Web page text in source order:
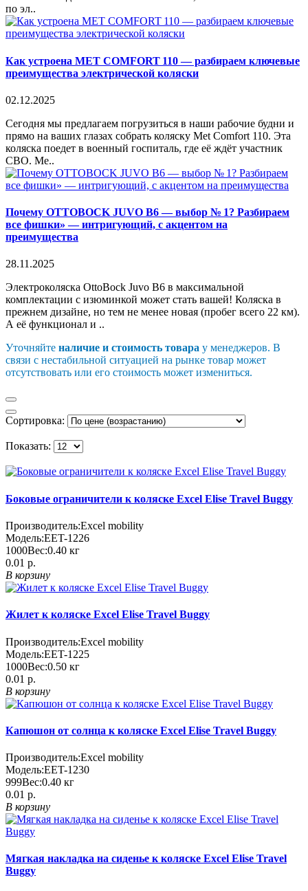
по эл..
Как устроена MET COMFORT 110 — разбираем ключевые
преимущества электрической коляски
02.12.2025
Сегодня мы предлагаем погрузиться в наши рабочие будни и
прямо на ваших глазах собрать коляску Met Comfort 110. Эта
коляска поедет в военный госпиталь, где её ждёт участник
СВО. Me..
Почему OTTOBOCK JUVO B6 — выбор № 1? Разбираем
все фишки» — интригующий, с акцентом на
преимущества
28.11.2025
Электроколяска OttoBock Juvo B6 в максимальной
комплектации с изюминкой может стать вашей! Коляска в
прежнем дизайне, но тем не менее новая (пробег всего 22 км).
А её функционал и ..
Уточняйте наличие и стоимость товара у менеджеров. В
связи с нестабильной ситуацией на рынке товар может
отсутствовать или его стоимость может измениться.
Сортировка:
Показать:
Боковые ограничители к коляске Excel Elise Travel Buggy
Производитель:Еxcel mobility
Модель:EET-1226
1000Вес:0.40 кг
0.01 р.
В корзину
Жилет к коляске Excel Elise Travel Buggy
Производитель:Еxcel mobility
Модель:EET-1225
1000Вес:0.50 кг
0.01 р.
В корзину
Капюшон от солнца к коляске Excel Elise Travel Buggy
Производитель:Еxcel mobility
Модель:EET-1230
999Вес:0.40 кг
0.01 р.
В корзину
Мягкая накладка на сиденье к коляске Excel Elise Travel
Buggy